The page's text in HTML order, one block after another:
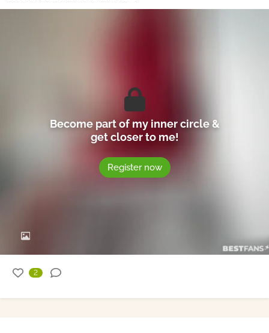
Become part of my inner circle &
get closer to me!
Register now
2